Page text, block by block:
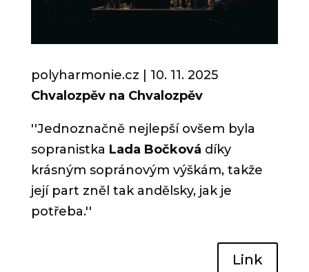
polyharmonie.cz | 10. 11.2025
Chvalozpěv na Chvalozpěv
''Jednoznačně nejlepší ovšem byla
sopranistka Lada Bočková díky
krásným sopránovým výškám, takže
její part zněl tak andělsky, jak je
potřeba.''
Link